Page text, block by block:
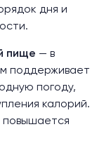
дня и
пище — в
поддерживает
погоду,
калорий.
повышается